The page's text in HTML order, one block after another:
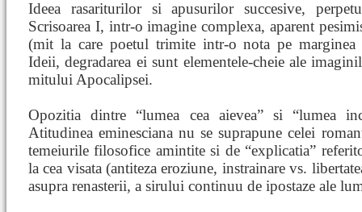
Ideea rasariturilor si apusurilor succesive,
Scrisoarea I, intr-o imagine complexa, aparent
(mit la care poetul trimite intr-o nota pe marginea
Ideii, degradarea ei sunt elementele-cheie ale
mitului Apocalipsei.
Opozitia dintre “lumea cea aievea” si “lumea
Atitudinea eminesciana nu se suprapune celei
temeiurile filosofice amintite si de “explicatia”
la cea visata (antiteza eroziune, instrainare vs.
asupra renasterii, a sirului continuu de ipostaze ale